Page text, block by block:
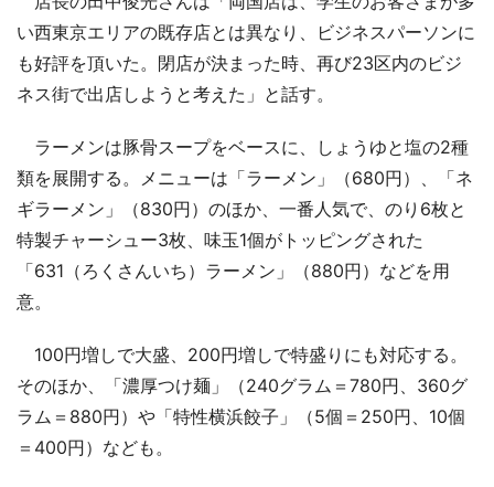
い西東京エリアの既存店とは異なり、ビジネスパーソンに
も好評を頂いた。閉店が決まった時、再び23区内のビジ
ネス街で出店しようと考えた」と話す。
ラーメンは豚骨スープをベースに、しょうゆと塩の2種
類を展開する。メニューは「ラーメン」（680円）、「ネ
ギラーメン」（830円）のほか、一番人気で、のり6枚と
特製チャーシュー3枚、味玉1個がトッピングされた
「631（ろくさんいち）ラーメン」（880円）などを用
意。
100円増しで大盛、200円増しで特盛りにも対応する。
そのほか、「濃厚つけ麺」（240グラム＝780円、360グ
ラム＝880円）や「特性横浜餃子」（5個＝250円、10個
＝400円）なども。